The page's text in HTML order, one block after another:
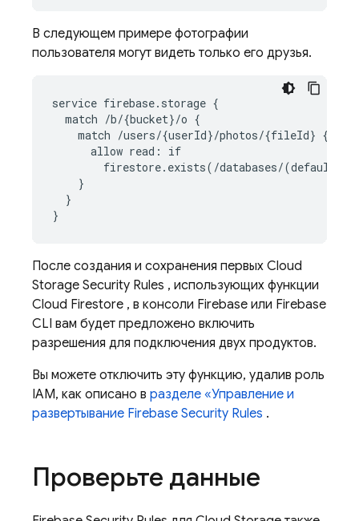
В следующем примере фотографии
пользователя могут видеть только его друзья.
service firebase.storage {
  match /b/{bucket}/o {
    match /users/{userId}/photos/{fileId} {
      allow read: if
firestore.exists(/databases/
    }
  }
}
После создания и сохранения первых Cloud
Storage Security Rules , использующих функции
Cloud Firestore , в консоли Firebase или Firebase
CLI вам будет предложено включить
разрешения для подключения двух продуктов.
Вы можете отключить эту функцию, удалив роль
IAM, как описано в разделе «Управление и
развертывание Firebase Security Rules .
Проверьте данные